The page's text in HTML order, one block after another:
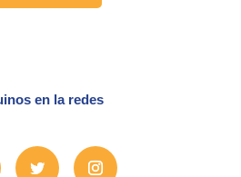
en la redes